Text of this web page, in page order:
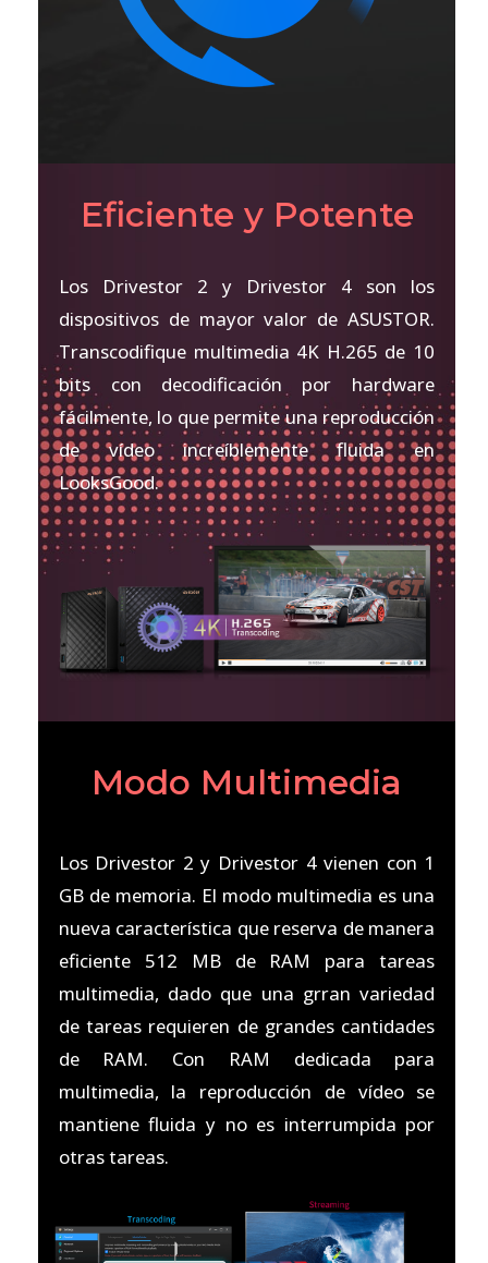
Eficiente y Potente
Los Drivestor 2 y Drivestor 4 son los
dispositivos de mayor valor de ASUSTOR.
Transcodifique multimedia 4K H.265 de 10
bits con decodificación por hardware
fácilmente, lo que permite una reproducción
de vídeo increíblemente fluida en
LooksGood.
Modo Multimedia
Los Drivestor 2 y Drivestor 4 vienen con 1
GB de memoria. El modo multimedia es una
nueva característica que reserva de manera
eficiente 512 MB de RAM para tareas
multimedia, dado que una grran variedad
de tareas requieren de grandes cantidades
de RAM. Con RAM dedicada para
multimedia, la reproducción de vídeo se
mantiene fluida y no es interrumpida por
otras tareas.